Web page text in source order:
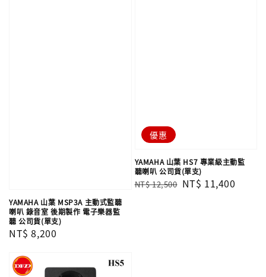
YAMAHA 山葉 MSP3A 主動式監聽
喇叭 錄音室 後期製作 電子樂器監
聽 公司貨(單支)
Regular
NT$ 8,200
優惠
YAMAHA 山葉 HS7 專業級主動監
聽喇叭 公司貨(單支)
Regular
NT$ 12,500 Sale
NT$ 11,400